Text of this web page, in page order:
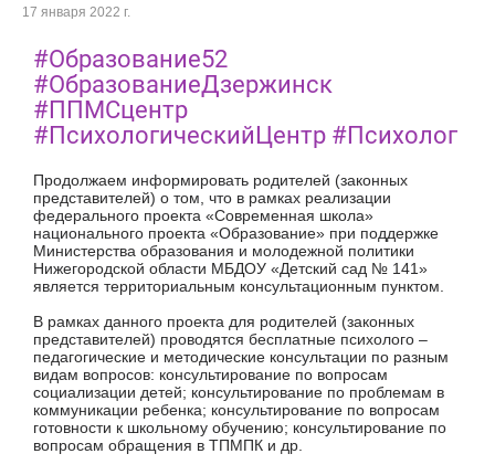
17 января 2022 г.
#Образование52
#ОбразованиеДзержинск
#ППМСцентр
#ПсихологическийЦентр #Психолог
Продолжаем информировать родителей (законных
представителей) о том, что в рамках реализации
федерального проекта «Современная школа»
национального проекта «Образование» при поддержке
Министерства образования и молодежной политики
Нижегородской области МБДОУ «Детский сад № 141»
является территориальным консультационным пунктом.
В рамках данного проекта для родителей (законных
представителей) проводятся бесплатные психолого –
педагогические и методические консультации по разным
видам вопросов: консультирование по вопросам
социализации детей; консультирование по проблемам в
коммуникации ребенка; консультирование по вопросам
готовности к школьному обучению; консультирование по
вопросам обращения в ТПМПК и др.